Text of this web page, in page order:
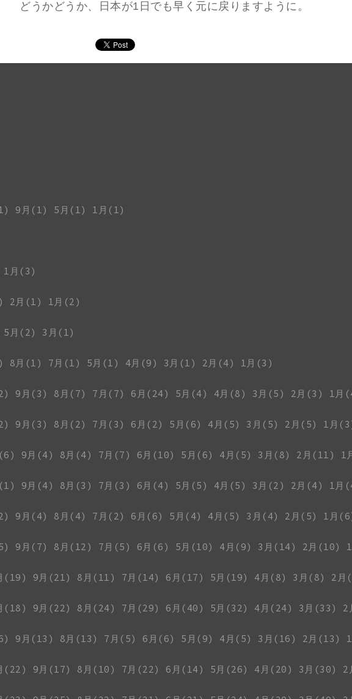
どうかどうか、日本が1日でも早く元に戻りますように。
9月(1) 5月(1)
1月(1)
1月(3)
2月(1)
1月(2)
5月(2)
3月(1)
8月(1) 7月(1) 5月(1) 4月(9) 3月(1) 2月(4)
1月(3)
9月(3) 8月(7) 7月(7) 6月(24) 5月(4) 4月(8) 3月(5) 2月(3)
1月
9月(3) 8月(2) 7月(3) 6月(2) 5月(6) 4月(5) 3月(5) 2月(5)
1月
9月(4) 8月(4) 7月(7) 6月(10) 5月(6) 4月(5) 3月(8) 2月(11)
1
9月(4) 8月(3) 7月(3) 6月(4) 5月(5) 4月(5) 3月(2) 2月(4)
1月
9月(4) 8月(4) 7月(2) 6月(6) 5月(4) 4月(5) 3月(4) 2月(5)
1月
9月(7) 8月(12) 7月(5) 6月(6) 5月(10) 4月(9) 3月(14) 2月(10)
(19) 9月(21) 8月(11) 7月(14) 6月(17) 5月(19) 4月(8) 3月(8) 2月
(18) 9月(22) 8月(24) 7月(29) 6月(40) 5月(32) 4月(24) 3月(33) 2
9月(13) 8月(13) 7月(5) 6月(6) 5月(9) 4月(5) 3月(16) 2月(13)
(22) 9月(17) 8月(10) 7月(22) 6月(14) 5月(26) 4月(20) 3月(30) 2